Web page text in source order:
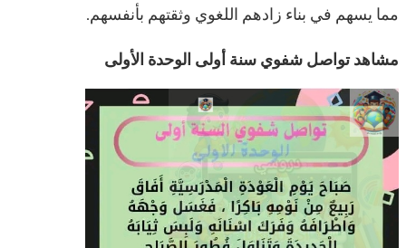
مما يسهم في بناء زادهم اللغوي وثقتهم بأنفسهم.
مشاهد تواصل شفوي سنة أولى الوحدة الأولى